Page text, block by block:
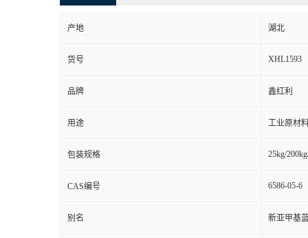
产地 湖北
货号 XHL1593
品牌 鑫红利
用途 工业原材
包装规格 25kg/
CAS编号 6586-05-6
别名 新亚甲基